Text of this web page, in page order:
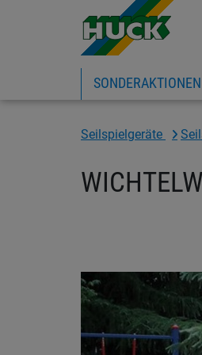
SONDERAKTIONEN
Seilspielgeräte